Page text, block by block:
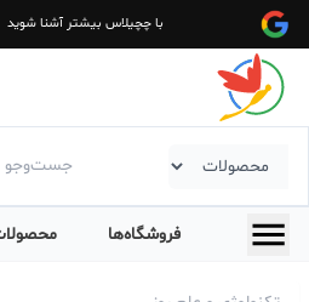
با چچیلاس بیشتر آشنا شوید
فروشگاه‌ها